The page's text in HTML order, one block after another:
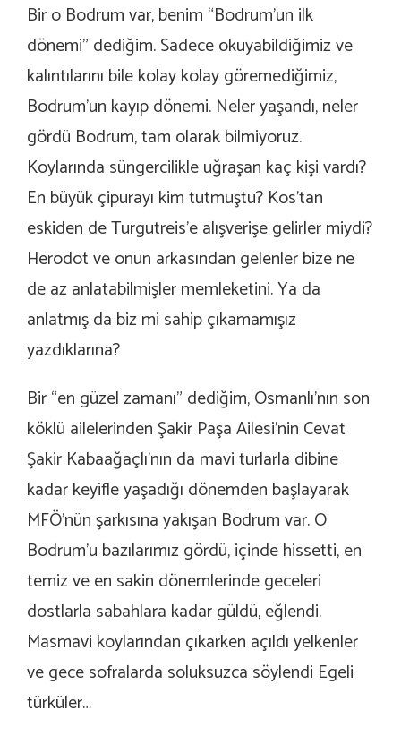
Bir o Bodrum var, benim “Bodrum’un ilk
dönemi” dediğim. Sadece okuyabildiğimiz ve
kalıntılarını bile kolay kolay göremediğimiz,
Bodrum’un kayıp dönemi. Neler yaşandı, neler
gördü Bodrum, tam olarak bilmiyoruz.
Koylarında süngercilikle uğraşan kaç kişi vardı?
En büyük çipurayı kim tutmuştu? Kos’tan
eskiden de Turgutreis’e alışverişe gelirler miydi?
Herodot ve onun arkasından gelenler bize ne
de az anlatabilmişler memleketini. Ya da
anlatmış da biz mi sahip çıkamamışız
yazdıklarına?
Bir “en güzel zamanı” dediğim, Osmanlı’nın son
köklü ailelerinden Şakir Paşa Ailesi’nin Cevat
Şakir Kabaağaçlı’nın da mavi turlarla dibine
kadar keyifle yaşadığı dönemden başlayarak
MFÖ’nün şarkısına yakışan Bodrum var. O
Bodrum’u bazılarımız gördü, içinde hissetti, en
temiz ve en sakin dönemlerinde geceleri
dostlarla sabahlara kadar güldü, eğlendi.
Masmavi koylarından çıkarken açıldı yelkenler
ve gece sofralarda soluksuzca söylendi Egeli
türküler…